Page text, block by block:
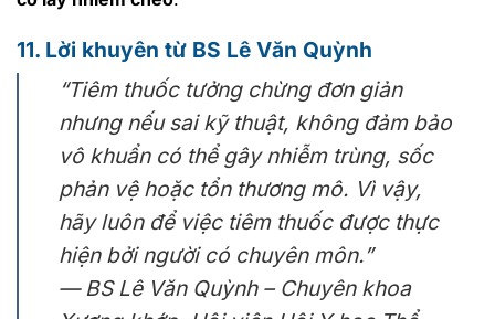
11. Lời khuyên từ BS Lê Văn Quỳnh
“Tiêm thuốc tưởng chừng đơn giản
nhưng nếu sai kỹ thuật, không đảm bảo
vô khuẩn có thể gây nhiễm trùng, sốc
phản vệ hoặc tổn thương mô. Vì vậy,
hãy luôn để việc tiêm thuốc được thực
hiện bởi người có chuyên môn.”
—BS Lê Văn Quỳnh – Chuyên khoa